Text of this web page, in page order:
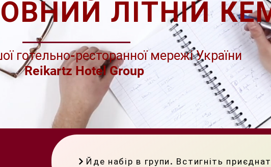
ЛІТНІЙ
готельно-ресторанної мережі України
Reikartz Hotel Group
Йде набір в групи. Встигніть